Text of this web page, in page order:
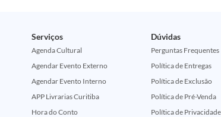
Serviços
Agenda Cultural
Agendar Evento Externo
Agendar Evento Interno
APP Livrarias Curitiba
Hora do Conto
Dúvidas
Perguntas Frequentes
Política de Entregas
Política de Exclusão
Política de Pré-Venda
Política de Privacidade